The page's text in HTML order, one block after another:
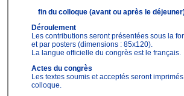
fin du colloque (avant ou après le
Déroulement
Les contributions seront présentées sous la
et par posters (dimensions : 85x120).
La langue officielle du congrès est le français.
Actes du congrès
Les textes soumis et acceptés seront
colloque.